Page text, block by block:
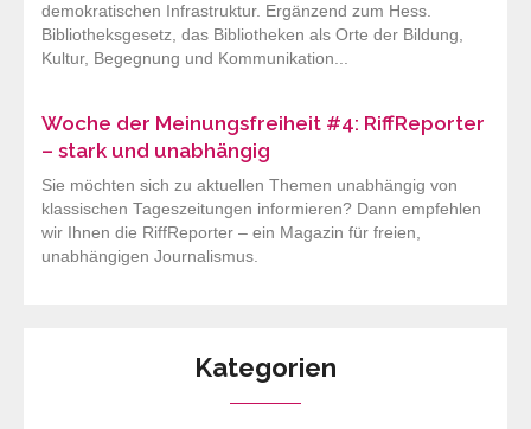
demokratischen Infrastruktur. Ergänzend zum Hess.
Bibliotheksgesetz, das Bibliotheken als Orte der Bildung,
Kultur, Begegnung und Kommunikation...
Woche der Meinungsfreiheit #4: RiffReporter
– stark und unabhängig
Sie möchten sich zu aktuellen Themen unabhängig von
klassischen Tageszeitungen informieren? Dann empfehlen
wir Ihnen die RiffReporter – ein Magazin für freien,
unabhängigen Journalismus.
Kategorien